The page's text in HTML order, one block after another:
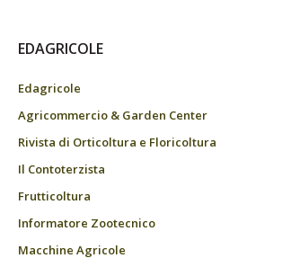
EDAGRICOLE
Edagricole
Agricommercio & Garden Center
Rivista di Orticoltura e Floricoltura
Il Contoterzista
Frutticoltura
Informatore Zootecnico
Macchine Agricole